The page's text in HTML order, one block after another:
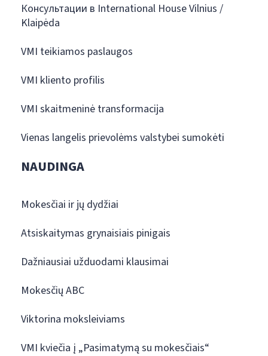
Консультации в International House Vilnius /
Klaipėda
VMI teikiamos paslaugos
VMI kliento profilis
VMI skaitmeninė transformacija
Vienas langelis prievolėms valstybei sumokėti
NAUDINGA
Mokesčiai ir jų dydžiai
Atsiskaitymas grynaisiais pinigais
Dažniausiai užduodami klausimai
Mokesčių ABC
Viktorina moksleiviams
VMI kviečia į „Pasimatymą su mokesčiais“